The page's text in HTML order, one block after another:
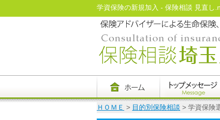
学資保険の新規加入 - 保険相談 見直し
ＨＯＭＥ > 目的別保険相談 > 学資保険